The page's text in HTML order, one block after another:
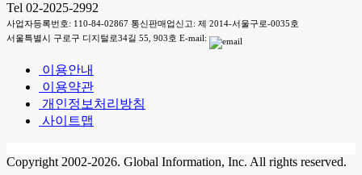
Tel 02-2025-2992
사업자등록번호: 110-84-02867 통신판매업신고: 제 2014-서울구로-0035호
서울특별시 구로구 디지털로34길 55, 903호 E-mail:
이용안내
이용약관
개인정보처리방침
사이트맵
Copyright 2002-2026. Global Information, Inc. All rights reserved.